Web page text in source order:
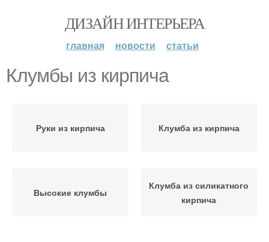
ДИЗАЙН ИНТЕРЬЕРА
главная новости статьи
Клумбы из кирпича
Руки из кирпича Клумба из кирпича
Высокие клумбы
Клумба из силикатного
кирпича